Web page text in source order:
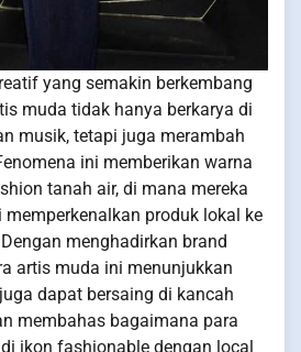
yang semakin berkembang
muda tidak hanya berkarya di
musik, tetapi juga merambah
ini memberikan warna
tanah air, di mana mereka
produk lokal ke
menghadirkan brand
artis muda ini menunjukkan
dapat bersaing di kancah
membahas bagaimana para
ikon fashionable dengan local